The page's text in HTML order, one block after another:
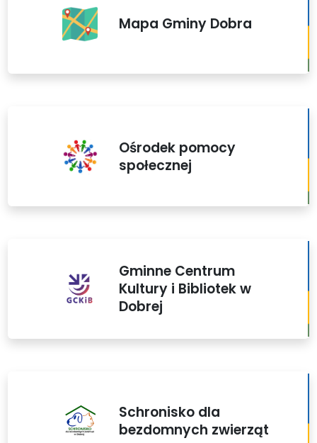
Mapa Gminy Dobra
Ośrodek pomocy
społecznej
Gminne Centrum
Kultury i Bibliotek w
Dobrej
Schronisko dla
bezdomnych zwierząt